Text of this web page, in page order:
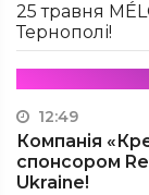
25 травня
Тернополі!
12:49
Компанія
спонсором
Ukraine!